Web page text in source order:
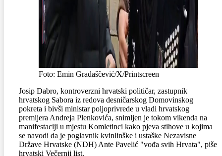
Foto: Emin Gradaščević/X/Printscreen
Josip Dabro, kontroverzni hrvatski političar, zastupnik
hrvatskog Sabora iz redova desničarskog Domovinskog
pokreta i bivši ministar poljoprivrede u vladi hrvatskog
premijera Andreja Plenkovića, snimljen je tokom vikenda na
manifestaciji u mjestu Komletinci kako pjeva stihove u kojima
se navodi da je poglavnik kvinlinške i ustaške Nezavisne
Države Hrvatske (NDH) Ante Pavelić "vođa svih Hrvata", piše
hrvatski Večernji list.